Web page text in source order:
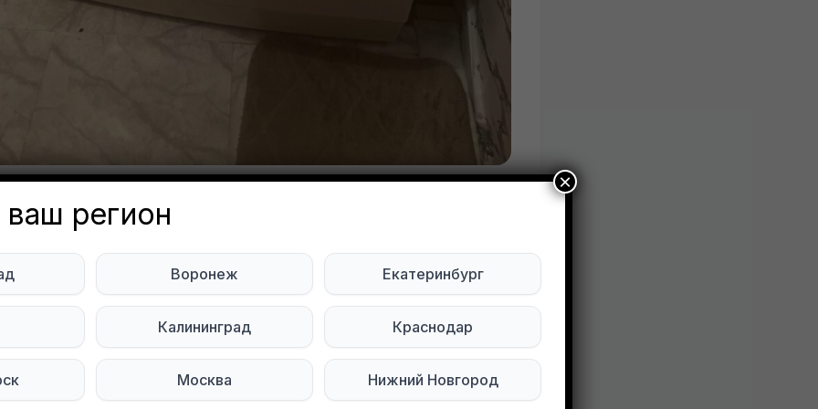
стиральную машину
загрузка до 3 кг, работает,
Объявление неактуально
Будьте внимательны. Не переходите по ссылкам, если вам предлагают в личной переписке с дарителем оплаты доставки, брони, предоплаты или установки стороннего приложения, удалите переписку и заблокируйте пользователя. Обо всех таких постах сообщайте
регион
Воронеж Екатеринбург
Калининград Краснодар
Москва Нижний Новгород
×